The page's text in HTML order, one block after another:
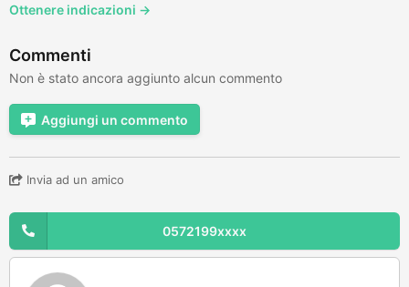
Ottenere indicazioni →
Commenti
Non è stato ancora aggiunto alcun commento
Aggiungi un commento
Invia ad un amico
0572199xxxx